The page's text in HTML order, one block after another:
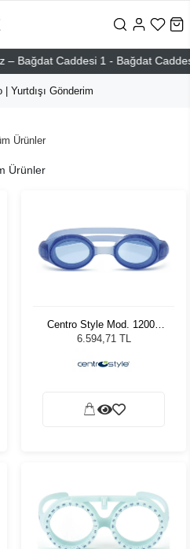
Caddesi 1 - Bağdat Caddesi 2
Yurtdışı Gönderim
Ürünler
Ürünler
Centro Style Mod. 12004
Mavi
6.594,71 TL